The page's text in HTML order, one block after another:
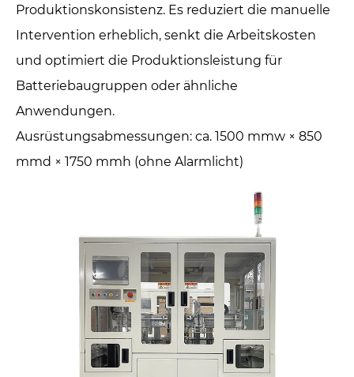
Produktionskonsistenz. Es reduziert die manuelle
Intervention erheblich, senkt die Arbeitskosten
und optimiert die Produktionsleistung für
Batteriebaugruppen oder ähnliche
Anwendungen.
Ausrüstungsabmessungen: ca. 1500 mmw × 850
mmd × 1750 mmh (ohne Alarmlicht)